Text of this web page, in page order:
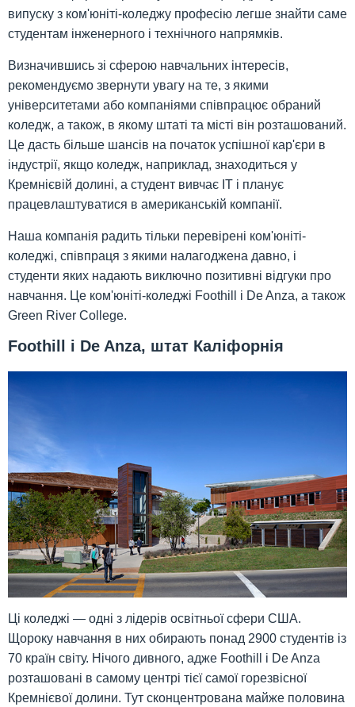
випуску з ком'юніті-коледжу професію легше знайти саме
студентам інженерного і технічного напрямків.
Визначившись зі сферою навчальних інтересів,
рекомендуємо звернути увагу на те, з якими
університетами або компаніями співпрацює обраний
коледж, а також, в якому штаті та місті він розташований.
Це дасть більше шансів на початок успішної кар'єри в
індустрії, якщо коледж, наприклад, знаходиться у
Кремнієвій долині, а студент вивчає IT і планує
працевлаштуватися в американській компанії.
Наша компанія радить тільки перевірені ком'юніті-
коледжі, співпраця з якими налагоджена давно, і
студенти яких надають виключно позитивні відгуки про
навчання. Це ком'юніті-коледжі Foothill і De Anza, а також
Green River College.
Foothill і De Anza, штат Каліфорнія
Ці коледжі — одні з лідерів освітньої сфери США.
Щороку навчання в них обирають понад 2900 студентів із
70 країн світу. Нічого дивного, адже Foothill і De Anza
розташовані в самому центрі тієї самої горезвісної
Кремнієвої долини. Тут сконцентрована майже половина